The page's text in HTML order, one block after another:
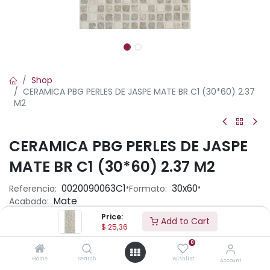
Price:
$ 25,36 Add to Cart
Home Search
0
Wishlist Account
Shop
CERAMICA PBG PERLES DE JASPE MATE BR C1 (30*60) 2.37
M2
CERAMICA PBG PERLES DE JASPE
MATE BR C1 (30*60) 2.37 M2
Referencia: 0020090063C1•Formato: 30x60•
Acabado: Mate
Ambiente